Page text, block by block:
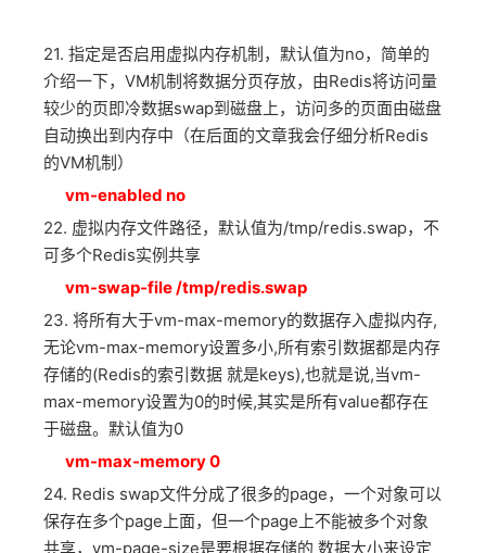
21. 指定是否启用虚拟内存机制，默认值为no，简单的
介绍一下，VM机制将数据分页存放，由Redis将访问量
较少的页即冷数据swap到磁盘上，访问多的页面由磁盘
自动换出到内存中（在后面的文章我会仔细分析Redis
的VM机制）
vm-enabled no
22. 虚拟内存文件路径，默认值为/tmp/redis.swap，不
可多个Redis实例共享
vm-swap-file /tmp/redis.swap
23. 将所有大于vm-max-memory的数据存入虚拟内存,
无论vm-max-memory设置多小,所有索引数据都是内存
存储的(Redis的索引数据 就是keys),也就是说,当vm-
max-memory设置为0的时候,其实是所有value都存在
于磁盘。默认值为0
vm-max-memory 0
24. Redis swap文件分成了很多的page，一个对象可以
保存在多个page上面，但一个page上不能被多个对象
共享，vm-page-size是要根据存储的 数据大小来设定